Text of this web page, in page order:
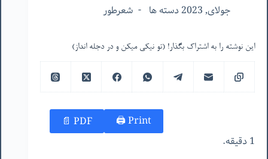
جولای, 2023 دسته ها شعرطور
این نوشته را به اشتراک بگذار! (تو نیکی میکن و در دجله انداز)
Print 🖨
PDF 📄
1 دقیقه.